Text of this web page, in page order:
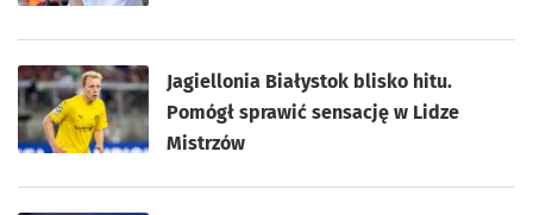
Jagiellonia Białystok blisko hitu.
Pomógł sprawić sensację w Lidze
Mistrzów